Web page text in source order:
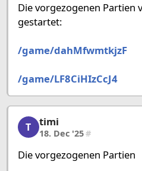
Die vorgezogenen Partien
gestartet:
/game/dahMfwmtkjzF
/game/LF8CiHIzCcJ4
timi, 26/58, 18. Dec '25
T timi
18. Dec '25#
Die vorgezogenen Partien